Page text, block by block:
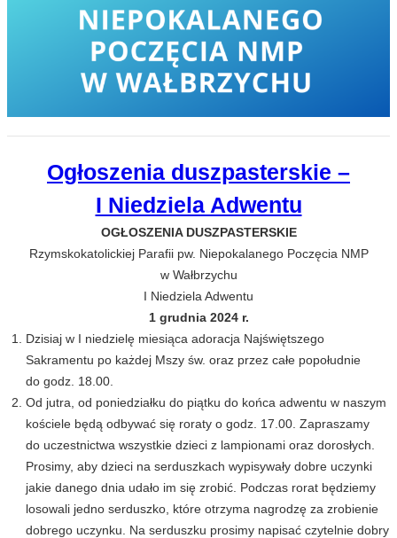
Ogłoszenia duszpasterskie –
I Niedziela Adwentu
OGŁOSZENIA DUSZPASTERSKIE
Rzymskokatolickiej Parafii pw. Niepokalanego Poczęcia NMP
w Wałbrzychu
I Niedziela Adwentu
1 grudnia 2024 r.
Dzisiaj w I niedzielę miesiąca adoracja Najświętszego
Sakramentu po każdej Mszy św. oraz przez całe popołudnie
do godz. 18.00.
Od jutra, od poniedziałku do piątku do końca adwentu w naszym
kościele będą odbywać się roraty o godz. 17.00. Zapraszamy
do uczestnictwa wszystkie dzieci z lampionami oraz dorosłych.
Prosimy, aby dzieci na serduszkach wypisywały dobre uczynki
jakie danego dnia udało im się zrobić. Podczas rorat będziemy
losowali jedno serduszko, które otrzyma nagrodzę za zrobienie
dobrego uczynku. Na serduszku prosimy napisać czytelnie dobry